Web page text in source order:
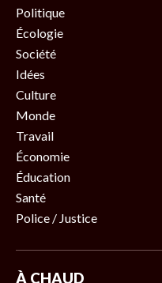
Politique
Écologie
Société
Idées
Culture
Monde
Travail
Économie
Éducation
Santé
Police / Justice
À CHAUD